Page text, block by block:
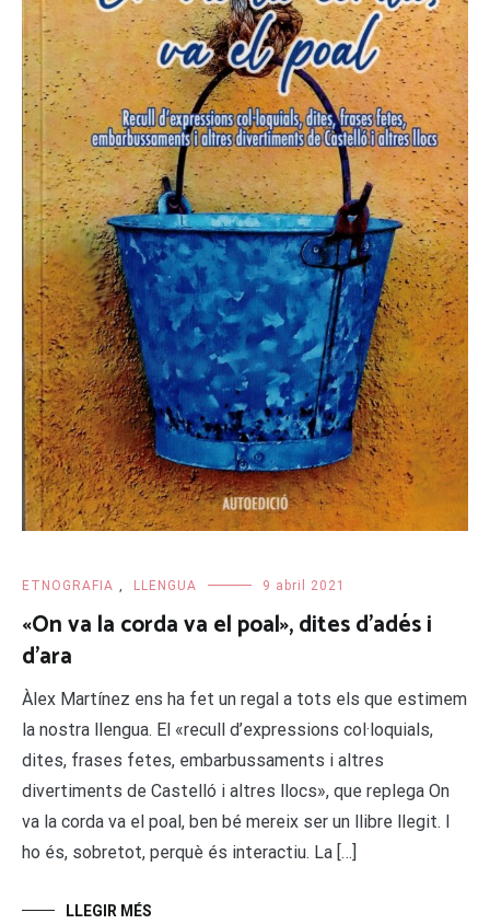
ETNOGRAFIA , LLENGUA 9 abril 2021
«On va la corda va el poal», dites d’adés i
d’ara
Àlex Martínez ens ha fet un regal a tots els que estimem
la nostra llengua. El «recull d’expressions col·loquials,
dites, frases fetes, embarbussaments i altres
divertiments de Castelló i altres llocs», que replega On
va la corda va el poal, ben bé mereix ser un llibre llegit. I
ho és, sobretot, perquè és interactiu. La […]
LLEGIR MÉS